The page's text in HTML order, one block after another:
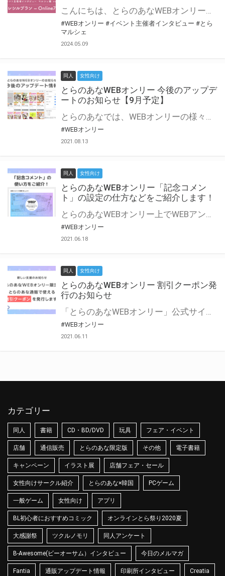
こんにちは、とらのあなWEBオンリー運営スタッフです。 新たにお届けする、イベント主催者インタビュー-マルシェ編-は、 とらのあなWEBオンリー「マルシェ」をご利用した主催様に 「マルシェ」を使って開催した感想や心がけをお聞きする企画です。 今回は、WEBオンリー開催7回目迎えた「マレシルプラン – Online7 –」より、 主催の玉川うた様にお話を伺いました。 ▼マレシルプランのインタビュー前回記事 「イベント主催者インタビュー vol.6」はこちら 協力：玉川うた様（マレシルプラン実行委員会 代表）／イベント公式Twitter（@mallesil_plan） とらのあなWEBオンリー「マルシェ」とは？ WEBオンリーでリアルタイムでコミュニケーションがとれるオンライン会場です。
#WEBオンリー #イベント主催者インタビュー #とら
マルシェ
2024.05.09
同人 女性向け
とらのあなWEBオンリー 今後のアップデ
ートのお知らせ【9月予定】
とらのあなでは、WEBオンリーの様々な支援を実施しています。 今回は2021年9月に実装を予定しているアップデート情報についてご紹介いたします。 とらのあなWEBオンリーサイトはこちら
#WEBオンリー
2021.08.13
同人 女性向け
とらのあなWEBオンリー「記念コメン
ト」の設定の仕方などをご紹介します！
とらのあなWEBオンリー上でWEBアンソロジーが作成できる「記念コメント」について、その使い方や作成手順を解説します！ 支援タイプを「サークル参加型」「サークル参加型・マルシェ(イベント会場)機能付き」でお申し込みいただいている主催者様はぜひご活用ください♪ とらのあなWEBオンリーサイトはこちら
#WEBオンリー
2021.06.18
同人 女性向け
とらのあなWEBオンリー 割引クーポン発
行のお知らせ
「とらのあなWEBオンリー」公式サイトでとらのあな通販の「割引クーポン」を配布中！ イベントごとに開催当日限定で使える割引クーポンのシリアルコードを発行します。 とらのあなWEBオンリーのページをチェックして、イベント当日にお得にお買い物を楽しみましょう♪ ※本キャンペーンは予告なく終了する場合がございます。 とらのあなWEBオンリーサイトはこちら
#WEBオンリー
2021.06.11
カテゴリー
同人 書籍 CD・BD/DVD 玩具 フェア・イベント
店舗 通信販売 とらのあな限定版 その他 電子書籍
キャンペーン イラスト展 店舗フェア・セール
女性向けサークル紹介 とらのあな×韓国 PCゲーム
一般ゲーム 女性向け アプリ
BL初心者におすすめコミック オンラインとら祭り2020夏
大感謝祭 ツクルノモリ 同人アンケート
B-Awesome(ビーオーサム）インタビュー 今日のメルマガ
Fantia 通販アップデート情報 印刷所インタビュー Creatia